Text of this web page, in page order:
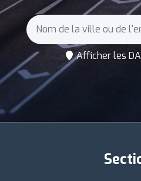
Afficher les